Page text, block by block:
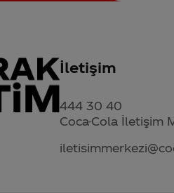
İletişim
444 30 40
Coca-Cola İletişim